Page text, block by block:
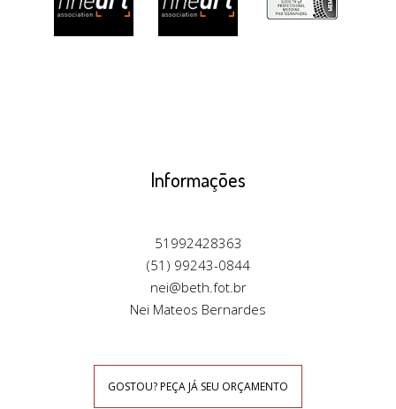
Informações
51992428363
(51) 99243-0844
nei@beth.fot.br
Nei Mateos Bernardes
GOSTOU? PEÇA JÁ SEU ORÇAMENTO